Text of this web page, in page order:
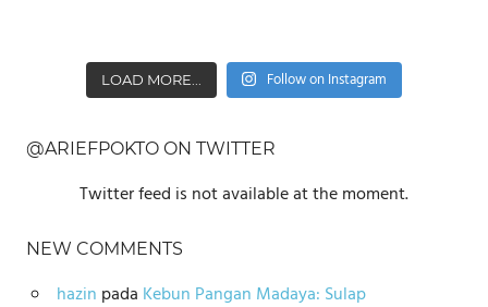
LOAD MORE... Follow on Instagram
@ARIEFPOKTO ON TWITTER
Twitter feed is not available at the moment.
NEW COMMENTS
hazin pada Kebun Pangan Madaya: Sulap